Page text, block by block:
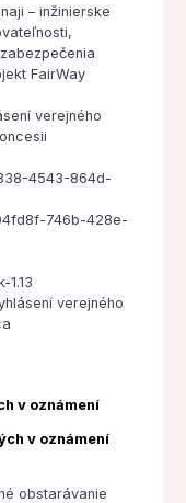
– inžinierske
FairWay
verejného
4543-864d-
746b-428e-
1.13
verejného
v oznámení
v oznámení
obstarávanie